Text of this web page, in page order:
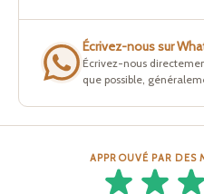
Écrivez-nous sur
Écrivez-nous
que possible,
APPROUVÉ PAR DES